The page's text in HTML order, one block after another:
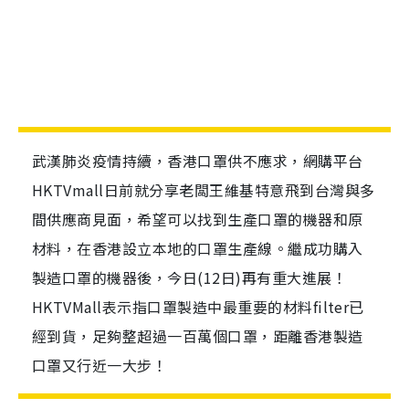
武漢肺炎疫情持續，香港口罩供不應求，網購平台
HKTVmall日前就分享老闆王維基特意飛到台灣與多
間供應商見面，希望可以找到生產口罩的機器和原
材料，在香港設立本地的口罩生產線。繼成功購入
製造口罩的機器後，今日(12日)再有重大進展！
HKTVMall表示指口罩製造中最重要的材料filter已
經到貨，足夠整超過一百萬個口罩，距離香港製造
口罩又行近一大步！